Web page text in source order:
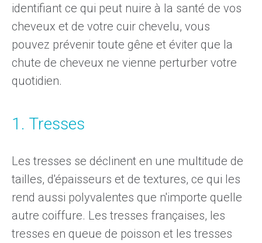
identifiant ce qui peut nuire à la santé de vos
cheveux et de votre cuir chevelu, vous
pouvez prévenir toute gêne et éviter que la
chute de cheveux ne vienne perturber votre
quotidien.
1. Tresses
Les tresses se déclinent en une multitude de
tailles, d'épaisseurs et de textures, ce qui les
rend aussi polyvalentes que n'importe quelle
autre coiffure. Les tresses françaises, les
tresses en queue de poisson et les tresses